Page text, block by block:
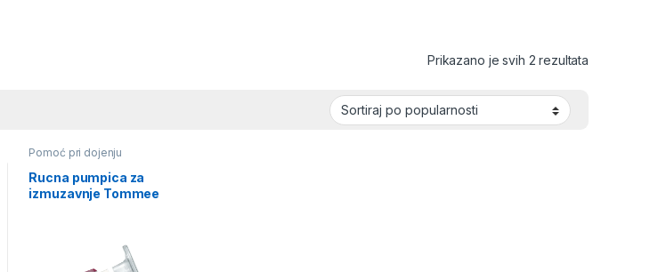
Prikazano je svih 2 rezultata
Pomoć pri dojenju
Rucna pumpica za
izmuzavnje Tommee